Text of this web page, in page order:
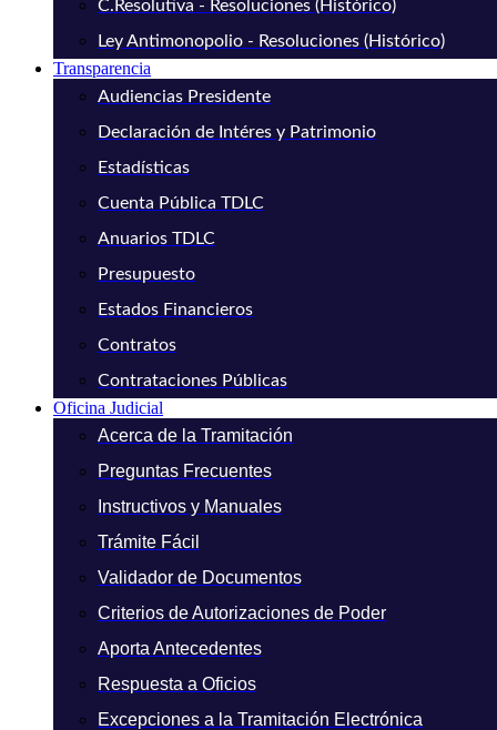
C.Resolutiva - Resoluciones (Histórico)
Ley Antimonopolio - Resoluciones (Histórico)
Transparencia
Audiencias Presidente
Declaración de Intéres y Patrimonio
Estadísticas
Cuenta Pública TDLC
Anuarios TDLC
Presupuesto
Estados Financieros
Contratos
Contrataciones Públicas
Oficina Judicial
Acerca de la Tramitación
Preguntas Frecuentes
Instructivos y Manuales
Trámite Fácil
Validador de Documentos
Criterios de Autorizaciones de Poder
Aporta Antecedentes
Respuesta a Oficios
Excepciones a la Tramitación Electrónica